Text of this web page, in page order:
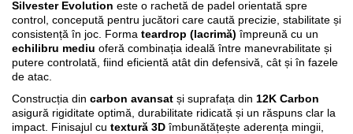
Silvester Evolution este o rachetă de padel orientată spre
control, concepută pentru jucători care caută precizie, stabilitate și
consistență în joc. Forma teardrop (lacrimă) împreună cu un
echilibru mediu oferă combinația ideală între manevrabilitate și
putere controlată, fiind eficientă atât din defensivă, cât și în fazele
de atac.
Construcția din carbon avansat și suprafața din 12K Carbon
asigură rigiditate optimă, durabilitate ridicată și un răspuns clar la
impact. Finisajul cu textură 3Dîmbunătățește aderența mingii,